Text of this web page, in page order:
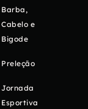
Barba,
Cabelo e
Bigode
Preleção
Jornada
Esportiva